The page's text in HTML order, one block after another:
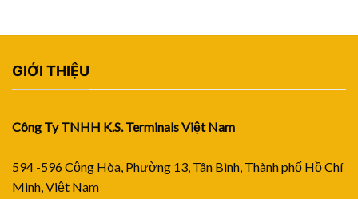
GIỚI THIỆU
Công Ty TNHH K.S. Terminals Việt Nam
594 -596 Cộng Hòa, Phường 13, Tân Bình, Thành phố Hồ Chí
Minh, Việt Nam